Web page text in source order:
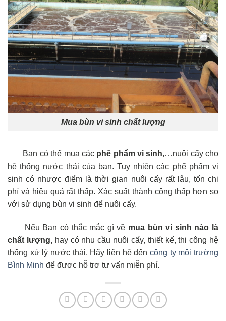
Mua bùn vi sinh chất lượng
Bạn có thể mua các phế phẩm vi sinh,…nuôi cấy cho
hệ thống nước thải của bạn. Tuy nhiên các phế phẩm vi
sinh có nhược điểm là thời gian nuôi cấy rất lâu, tốn chi
phí và hiệu quả rất thấp. Xác suất thành công thấp hơn so
với sử dụng bùn vi sinh để nuôi cấy.
Nếu Bạn có thắc mắc gì về mua bùn vi sinh nào là
chất lượng,hay có nhu cầu nuôi cấy, thiết kế, thi công hệ
thống xử lý nước thải. Hãy liên hệ đến công ty môi trường
Bình Minh để được hỗ trợ tư vấn miễn phí.